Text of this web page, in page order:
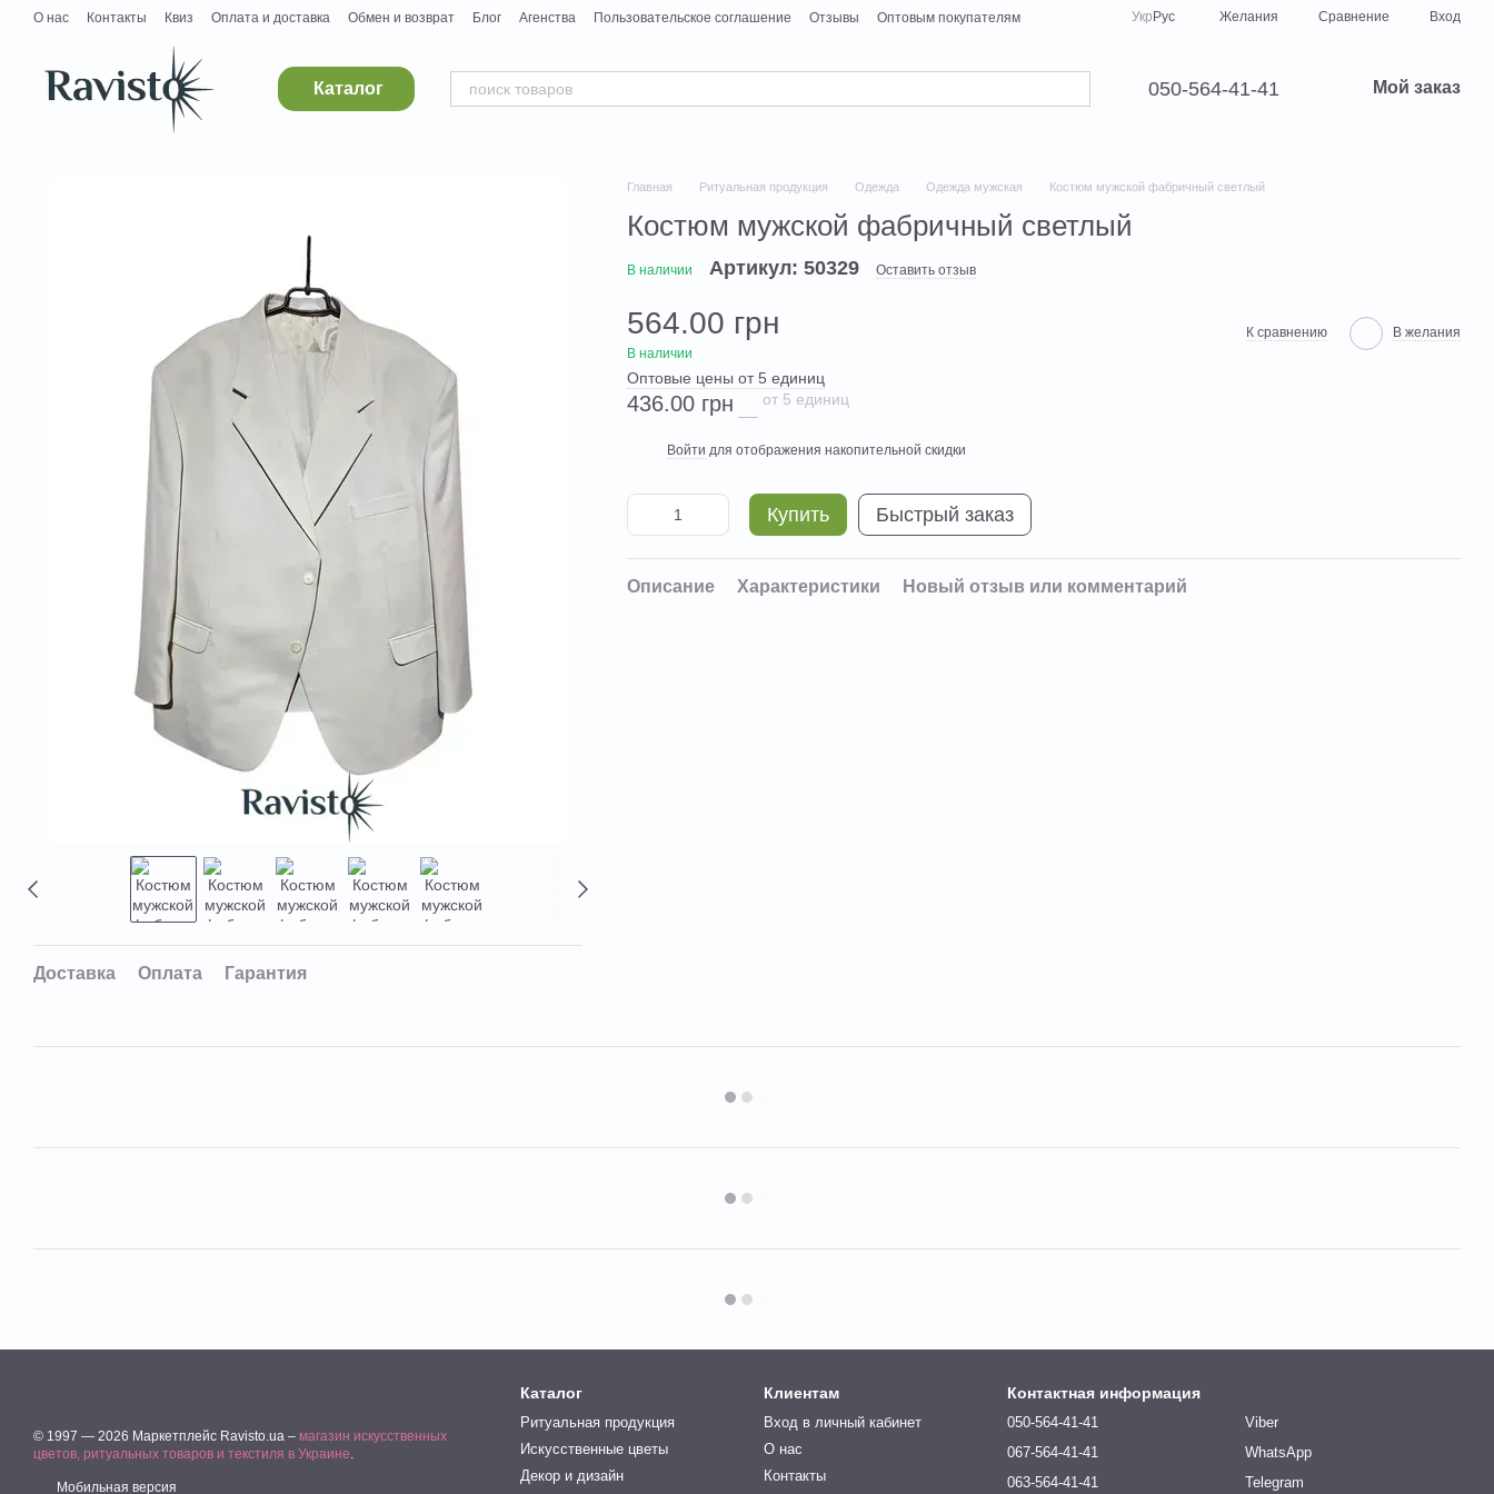
Перейти к основному контенту
О нас Контакты Квиз Оплата и доставка Обмен и возврат Блог Агенства Пользовательское соглашение Отзывы
Оптовым покупателям
Укр Рус Желания Сравнение Вход
Каталог 050-564-41-41 Мой заказ
Доставка Оплата Гарантия
Главная Ритуальная продукция Одежда Одежда мужская Костюм мужской фабричный светлый
Костюм мужской фабричный светлый
В наличии Артикул: 50329 Оставить отзыв
564.00 грн
В наличии
К сравнению В желания
Оптовые цены от 5 единиц
436.00 грн от 5 единиц
Войти для отображения накопительной скидки
Купить Быстрый заказ
Описание Характеристики Новый отзыв или комментарий
© 1997 — 2026 Маркетплейс Ravisto.ua – магазин искусственных
цветов, ритуальных товаров и текстиля в Украине.
Мобильная версия
Каталог
Ритуальная продукция
Искусственные цветы
Декор и дизайн
Клиентам
Вход в личный кабинет
О нас
Контакты
Контактная информация
050-564-41-41
067-564-41-41
063-564-41-41
Viber
WhatsApp
Telegram